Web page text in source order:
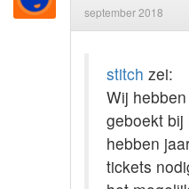
september 2018
stitch zei:
Wij
geboekt bij
hebben
tickets